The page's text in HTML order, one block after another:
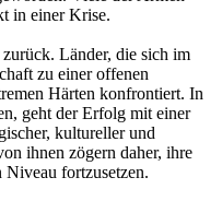
in einer Krise.
Länder, die sich im
zu einer offenen
Härten konfrontiert. In
geht der Erfolg mit einer
kultureller und
ihnen zögern daher, ihre
fortzusetzen.